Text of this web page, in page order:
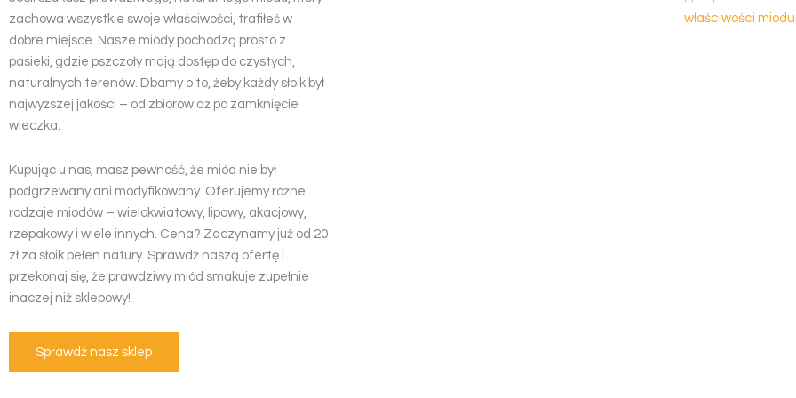
zachowa wszystkie swoje właściwości, trafiłeś w
dobre miejsce. Nasze miody pochodzą prosto z
pasieki, gdzie pszczoły mają dostęp do czystych,
naturalnych terenów. Dbamy o to, żeby każdy słoik był
najwyższej jakości – od zbiorów aż po zamknięcie
wieczka.
Kupując u nas, masz pewność, że miód nie był
podgrzewany ani modyfikowany. Oferujemy różne
rodzaje miodów – wielokwiatowy, lipowy, akacjowy,
rzepakowy i wiele innych. Cena? Zaczynamy już od 20
zł za słoik pełen natury. Sprawdź naszą ofertę i
przekonaj się, że prawdziwy miód smakuje zupełnie
inaczej niż sklepowy!
Sprawdź nasz sklep
właściwości miodu